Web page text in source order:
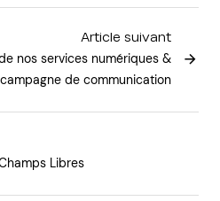
Libres
Article suivant
nos services numériques &
campagne de communication